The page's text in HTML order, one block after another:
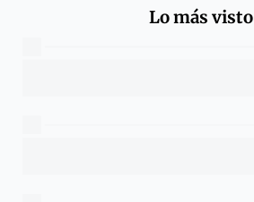
Lo más visto